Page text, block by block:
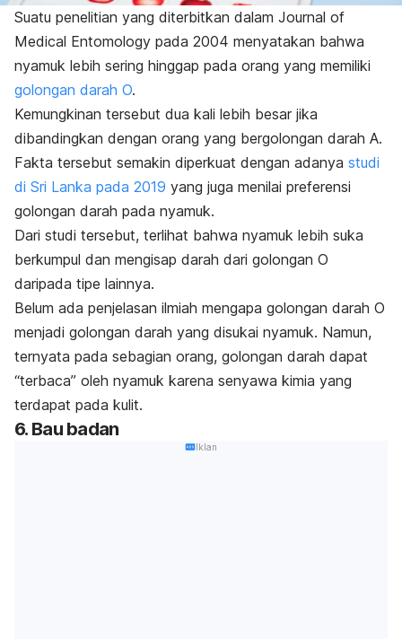
Suatu penelitian yang diterbitkan dalam Journal of
Medical Entomology pada 2004 menyatakan bahwa
nyamuk lebih sering hinggap pada orang yang memiliki
golongan darah O.
Kemungkinan tersebut dua kali lebih besar jika
dibandingkan dengan orang yang bergolongan darah A.
Fakta tersebut semakin diperkuat dengan adanya studi
di Sri Lanka pada 2019 yang juga menilai preferensi
golongan darah pada nyamuk.
Dari studi tersebut, terlihat bahwa nyamuk lebih suka
berkumpul dan mengisap darah dari golongan O
daripada tipe lainnya.
Belum ada penjelasan ilmiah mengapa golongan darah O
menjadi golongan darah yang disukai nyamuk. Namun,
ternyata pada sebagian orang, golongan darah dapat
“terbaca” oleh nyamuk karena senyawa kimia yang
terdapat pada kulit.
6. Bau badan
Iklan